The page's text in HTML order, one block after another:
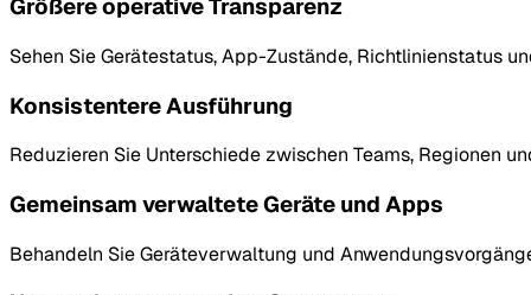
Größere operative Transparenz
Sehen Sie Gerätestatus, App-Zustände, Richtlinienstatus
Konsistentere Ausführung
Reduzieren Sie Unterschiede zwischen Teams, Regionen
Gemeinsam verwaltete Geräte und Apps
Behandeln Sie Geräteverwaltung und